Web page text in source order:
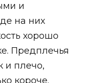
и
на них
хорошо
Предплечья
и плечо,
короче.